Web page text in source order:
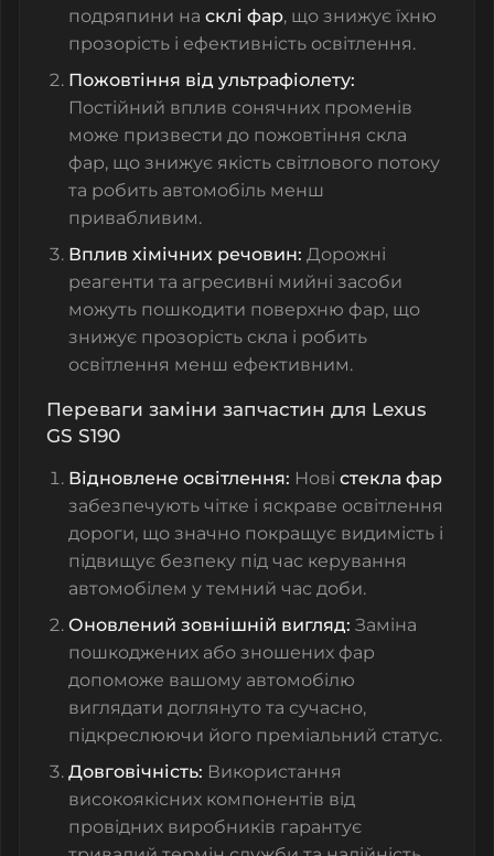
подряпини на склі фар, що знижує їхню
прозорість і ефективність освітлення.
Пожовтіння від ультрафіолету:
Постійний вплив сонячних променів
може призвести до пожовтіння скла
фар, що знижує якість світлового потоку
та робить автомобіль менш
привабливим.
Вплив хімічних речовин: Дорожні
реагенти та агресивні мийні засоби
можуть пошкодити поверхню фар, що
знижує прозорість скла і робить
освітлення менш ефективним.
Переваги заміни запчастин для Lexus
GS S190
Відновлене освітлення: Нові стекла фар
забезпечують чітке і яскраве освітлення
дороги, що значно покращує видимість і
підвищує безпеку під час керування
автомобілем у темний час доби.
Оновлений зовнішній вигляд: Заміна
пошкоджених або зношених фар
допоможе вашому автомобілю
виглядати доглянуто та сучасно,
підкреслюючи його преміальний статус.
Довговічність: Використання
високоякісних компонентів від
провідних виробників гарантує